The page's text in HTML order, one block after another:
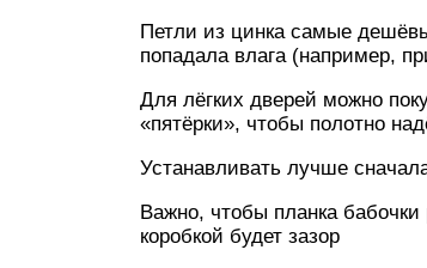
Петли из цинка самые
попадала влага (например,
Для лёгких дверей можно
«пятёрки», чтобы полотно
Устанавливать лучше
Важно, чтобы планка
коробкой будет зазор